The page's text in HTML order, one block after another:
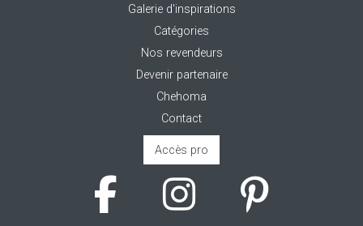
Galerie d'inspirations
Catégories
Nos revendeurs
Devenir partenaire
Chehoma
Contact
Accès pro